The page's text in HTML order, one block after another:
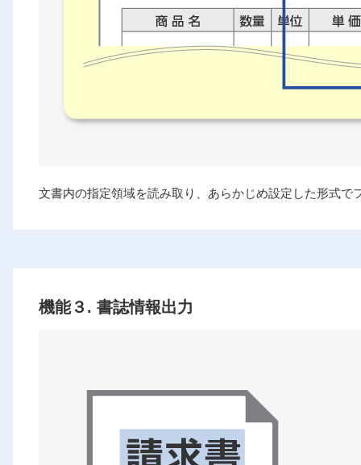
文書内の指定領域を読み取り、あらかじめ設定した形式
機能３. 書誌情報出力